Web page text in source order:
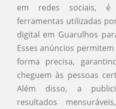
em redes sociais, é
ferramentas utilizadas
digital em Guarulhos
Esses anúncios
forma precisa,
cheguem às pessoas
Além disso, a
resultados